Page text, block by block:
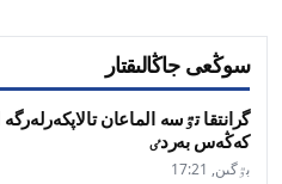
سوڭعى جاڭالىقتار
گرانتقا تٷسە الماعان
كەڭەس بەردٸ
بٷگىن, 17:21